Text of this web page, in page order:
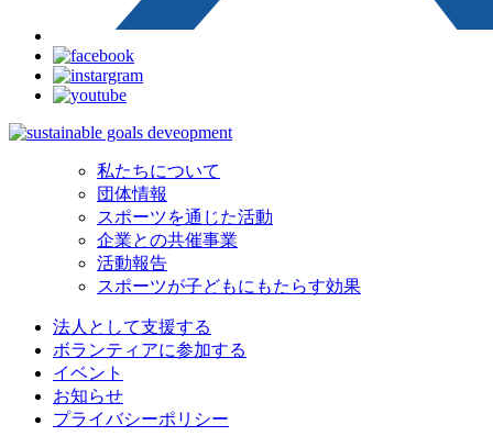
私たちについて
団体情報
スポーツを通じた活動
企業との共催事業
活動報告
スポーツが子どもにもたらす効果
法人として支援する
ボランティアに参加する
イベント
お知らせ
プライバシーポリシー